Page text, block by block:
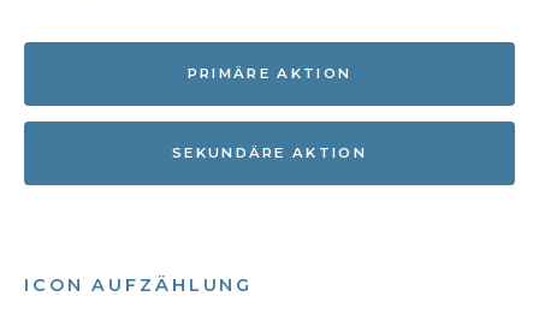
PRIMÄRE AKTION
SEKUNDÄRE AKTION
ICON AUFZÄHLUNG